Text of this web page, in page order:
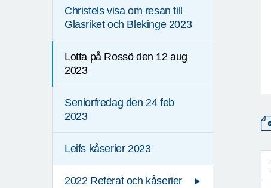
Christels visa om resan till
Glasriket och Blekinge 2023
Lotta på Rossö den 12 aug
2023
Seniorfredag den 24 feb
2023
Leifs kåserier 2023
2022 Referat och kåserier